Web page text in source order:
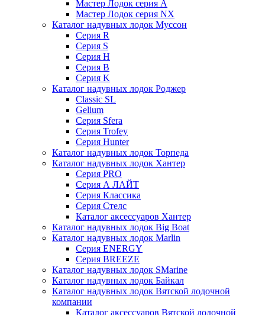
Мастер Лодок серия А
Мастер Лодок серия NX
Каталог надувных лодок Муссон
Серия R
Серия S
Серия H
Серия B
Серия K
Каталог надувных лодок Роджер
Classic SL
Gelium
Серия Sfera
Серия Trofey
Серия Hunter
Каталог надувных лодок Торпеда
Каталог надувных лодок Хантер
Серия PRO
Серия А ЛАЙТ
Серия Классика
Серия Стелс
Каталог аксессуаров Хантер
Каталог надувных лодок Big Boat
Каталог надувных лодок Marlin
Серия ENERGY
Серия BREEZE
Каталог надувных лодок SMarine
Каталог надувных лодок Байкал
Каталог надувных лодок Вятской лодочной
компании
Каталог аксессуаров Вятской лодочной